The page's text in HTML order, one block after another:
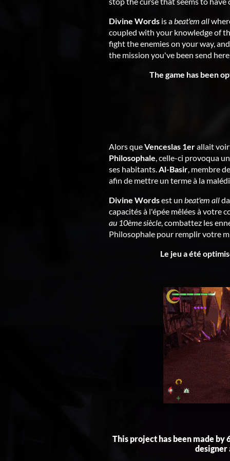
Divine Words is abeat'em all
coupled with your knowledge of
fight the enemies on your way,
the mission you've been send
The game has been
Alors queVenceslas 1erallait
Philosophale, celle-ci provoqua
ses habitants.Al-Basir, membre de
afin de mettre un terme à la
Divine Wordsest un beat'em all
capacités à l'épée mêlées à votre
au 10ème siècle, combattez les
Philosophale pour remplir votre
Le jeu a été
This project has been made by
designer